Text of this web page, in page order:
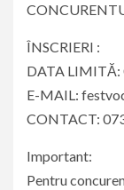
ÎNSCRIERI :
DATA LIMITĂ:
E-MAIL:
CONTACT:
Important:
Pentru